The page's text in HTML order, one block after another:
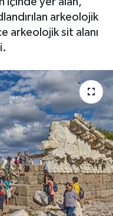
arkeolojik
arkeolojik sit alanı
Fikstür